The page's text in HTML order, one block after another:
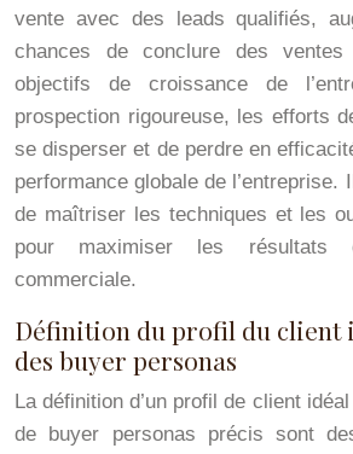
vente avec des leads qualifiés,
chances de conclure des ventes
objectifs de croissance de
prospection rigoureuse, les efforts
se disperser et de perdre en
performance globale de l’entreprise.
de maîtriser les techniques et les
pour maximiser les résultats
commerciale.
Définition du profil du client
des buyer personas
La définition d’un profil de client
de buyer personas précis sont